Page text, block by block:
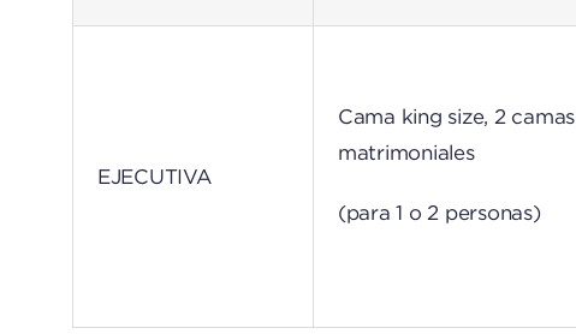
EJECUTIVA
Cama king size, 2 camas
matrimoniales
(para 1 o 2 personas)